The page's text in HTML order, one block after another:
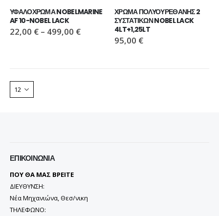
ΥΦΑΛΟΧΡΩΜΑ NOBELMARINE
AF 10-NOBEL LACK
22,00 € – 499,00 €
ΧΡΩΜΑ ΠΟΛΥΟΥΡΕΘΑΝΗΣ 2
ΣΥΣΤΑΤΙΚΩΝ NOBEL LACK
4LT+1,25LT
95,00 €
ΕΠΙΚΟΙΝΩΝΊΑ
ΠΟΥ ΘΑ ΜΑΣ ΒΡΕΙΤΕ
ΔΙΕΥΘΥΝΣΗ:
Νέα Μηχανιώνα, Θεσ/νικη
ΤΗΛΕΦΩΝΟ: